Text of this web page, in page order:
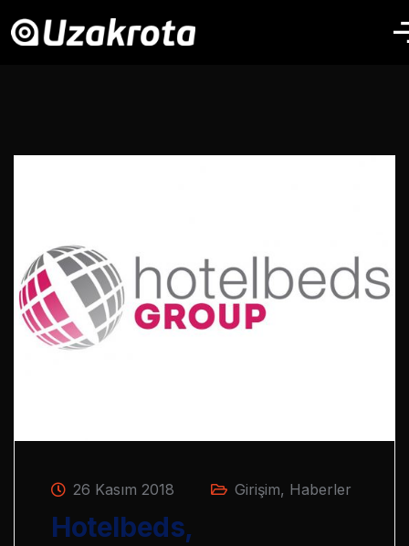
26 Kasım 2018 Girişim, Haberler
Hotelbeds,